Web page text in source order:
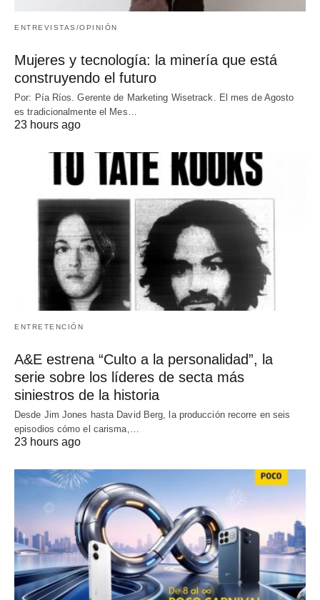
ENTREVISTAS/OPINIÓN
Mujeres y tecnología: la minería que está
construyendo el futuro
Por: Pía Ríos. Gerente de Marketing Wisetrack. El mes de Agosto
es tradicionalmente el Mes…
23 hours ago
ENTRETENCIÓN
A&E estrena “Culto a la personalidad”, la
serie sobre los líderes de secta más
siniestros de la historia
Desde Jim Jones hasta David Berg, la producción recorre en seis
episodios cómo el carisma,…
23 hours ago